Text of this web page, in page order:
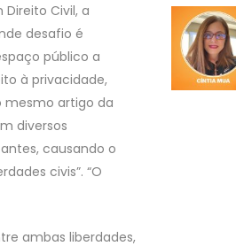
Civil, a
desafio é
público a
à privacidade,
mesmo artigo da
diversos
causando o
civis”. “O
ambas liberdades,